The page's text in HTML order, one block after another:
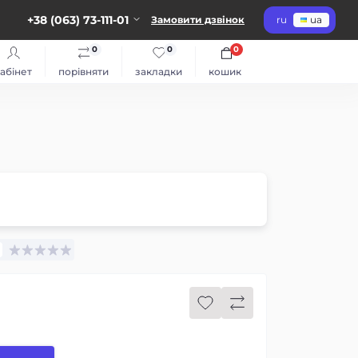
+38 (063) 73-111-01 Замовити дзвінок ru ua
порівняти
0
закладки
0
кошик
0